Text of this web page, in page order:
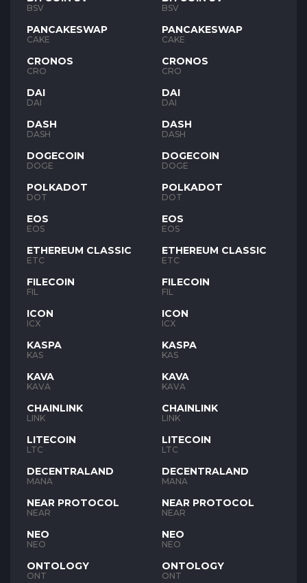
BSV
PANCAKESWAP
CAKE
CRONOS
CRO
DAI
DAI
DASH
DASH
DOGECOIN
DOGE
POLKADOT
DOT
EOS
EOS
ETHEREUM CLASSIC
ETC
FILECOIN
FIL
ICON
ICX
KASPA
KAS
KAVA
KAVA
CHAINLINK
LINK
LITECOIN
LTC
DECENTRALAND
MANA
NEAR PROTOCOL
NEAR
NEO
NEO
ONTOLOGY
ONT
BSV
PANCAKESWAP
CAKE
CRONOS
CRO
DAI
DAI
DASH
DASH
DOGECOIN
DOGE
POLKADOT
DOT
EOS
EOS
ETHEREUM CLASSIC
ETC
FILECOIN
FIL
ICON
ICX
KASPA
KAS
KAVA
KAVA
CHAINLINK
LINK
LITECOIN
LTC
DECENTRALAND
MANA
NEAR PROTOCOL
NEAR
NEO
NEO
ONTOLOGY
ONT